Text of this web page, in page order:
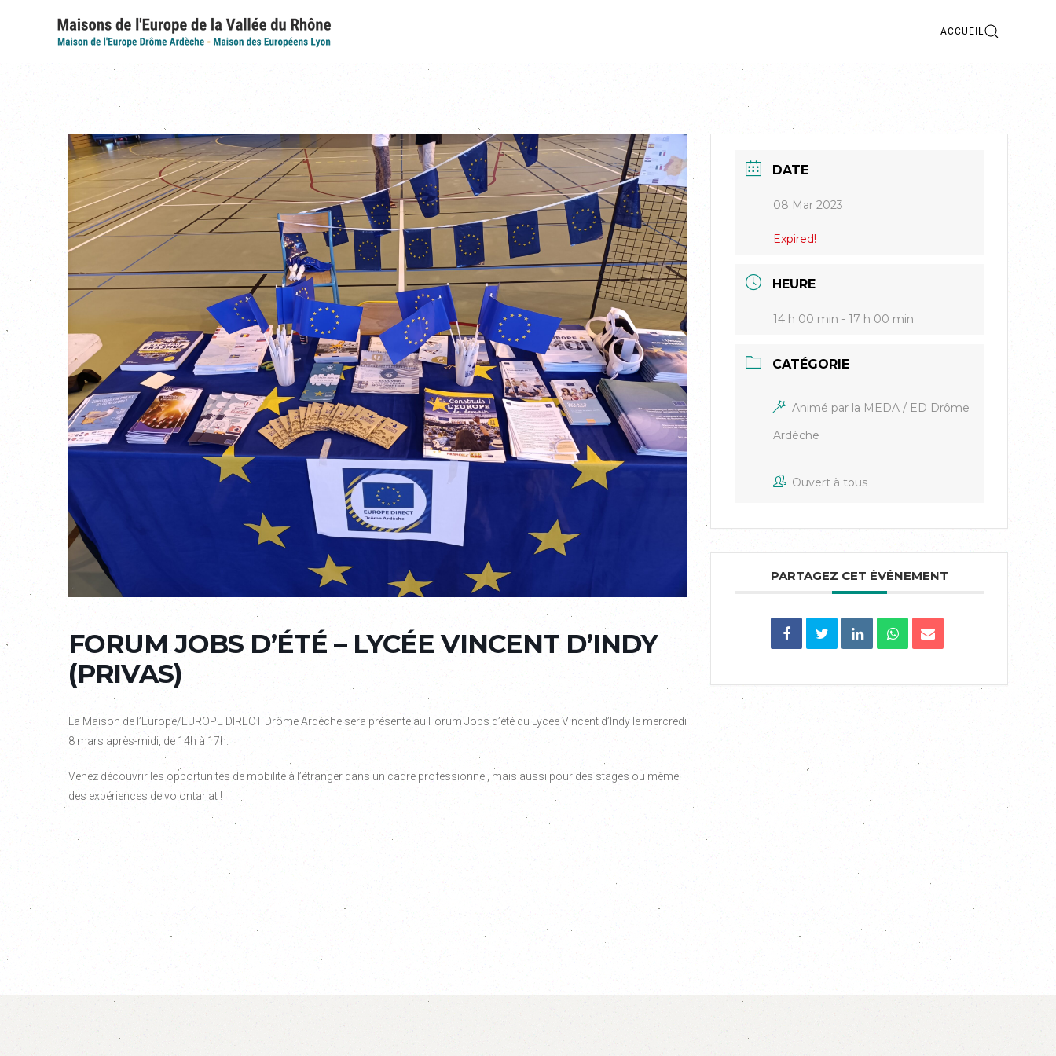
ACCUEIL
FORUM JOBS D’ÉTÉ – LYCÉE VINCENT D’INDY
(PRIVAS)
La Maison de l’Europe/EUROPE DIRECT Drôme Ardèche sera présente au Forum Jobs d’été du Lycée Vincent d’Indy le mercredi
8 mars après-midi, de 14h à 17h.
Venez découvrir les opportunités de mobilité à l’étranger dans un cadre professionnel, mais aussi pour des stages ou même
des expériences de volontariat !
DATE
08 Mar 2023
Expired!
HEURE
14 h 00 min - 17 h 00 min
CATÉGORIE
Animé par la MEDA / ED Drôme
Ardèche
Ouvert à tous
PARTAGEZ CET ÉVÉNEMENT